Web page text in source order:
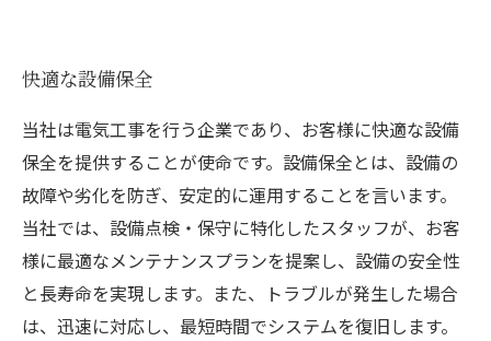
快適な設備保全
当社は電気工事を行う企業であり、お客様に快適な設備
保全を提供することが使命です。設備保全とは、設備の
故障や劣化を防ぎ、安定的に運用することを言います。
当社では、設備点検・保守に特化したスタッフが、お客
様に最適なメンテナンスプランを提案し、設備の安全性
と長寿命を実現します。また、トラブルが発生した場合
は、迅速に対応し、最短時間でシステムを復旧します。